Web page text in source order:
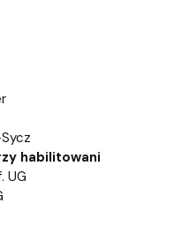
habilitowani
UG